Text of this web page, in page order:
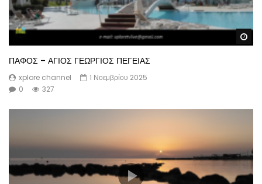
ΠΑΦΟΣ – ΑΓΙΟΣ ΓΕΩΡΓΙΟΣ ΠΕΓΕΙΑΣ
xplore channel
1 Νοεμβρίου 2025
0
327